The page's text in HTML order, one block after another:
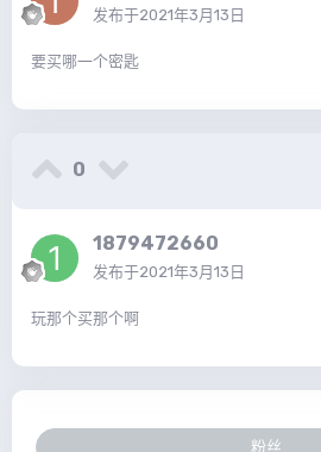
发布于2021年3月13日
要买哪一个密匙
0
1879472660
发布于2021年3月13日
玩那个买那个啊
粉丝